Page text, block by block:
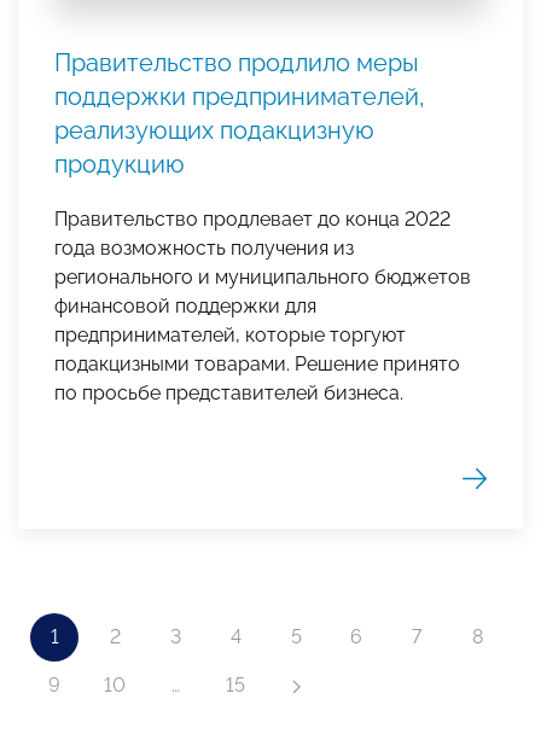
Правительство продлило меры
поддержки предпринимателей,
реализующих подакцизную
продукцию
Правительство продлевает до конца 2022
года возможность получения из
регионального и муниципального бюджетов
финансовой поддержки для
предпринимателей, которые торгуют
подакцизными товарами. Решение принято
по просьбе представителей бизнеса.
1 2 3 4 5 6 7 8
9 10 … 15